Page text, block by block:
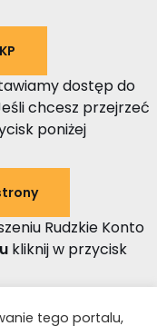
dostęp do
chcesz przejrzeć
poniżej
Rudzkie Konto
kliknij w przycisk
tego portalu,